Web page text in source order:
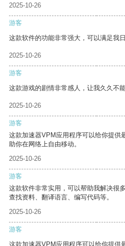
2025-10-26
游客
这款软件的功能非常强大，可以满足我
2025-10-26
游客
这款游戏的剧情非常感人，让我久久不能
2025-10-26
游客
这款加速器VPM应用程序可以给你提供
助你在网络上自由移动。
2025-10-26
游客
这款软件非常实用，可以帮助我解决很
查找资料、翻译语言、编写代码等。
2025-10-26
游客
这款加速器VPM应用程序可以给你提供